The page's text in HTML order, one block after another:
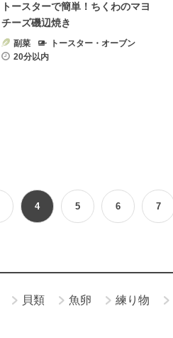
トースターで簡単！ちくわのマヨ
チーズ磯辺焼き
副菜
トースター・オーブン
20分以内
4 5 6 7
貝類 魚卵 練り物